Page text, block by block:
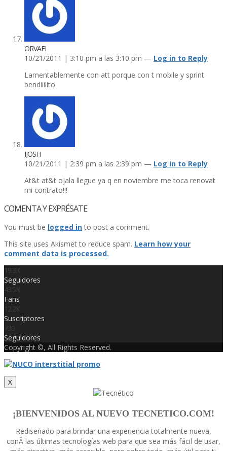
ORVAFI
10/21/2011 | 3:10 pm a las 3:10 pm — Log in to Reply
Lamentablemente con att porque con t mobile y sprint
bendiiiiito
IJOSH
10/21/2011 | 2:39 pm a las 2:39 pm — Log in to Reply
At&t at&t ojala llegue ya q en noviembre me toca renovat
mi contrato!!!
COMENTA Y EXPRÉSATE
You must be logged into post a comment.
This site uses Akismet to reduce spam. Learn how your
comment data is processed.
19.3K
Seguidores
43.5K
Fans
12.2K
Suscriptores
730
Seguidores
Copyright ©, All Rights Reserved.
X
¡BIENVENIDOS AL NUEVO TECNETICO.COM!
Rediseñado para brindar una experiencia totalmente nueva,
conÂ las últimas tecnologí­as web para que sea más fácil de usar,